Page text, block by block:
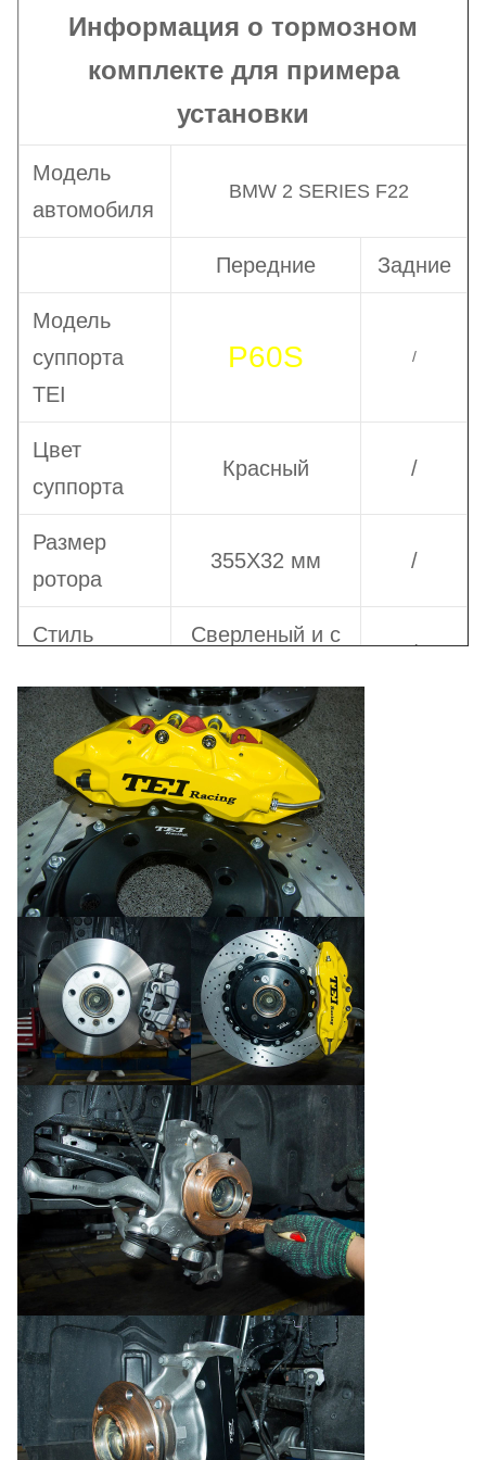
Информация о тормозном
комплекте для примера
установки
Модель
автомобиля
BMW 2 SERIES F22
Передние Задние
Модель
суппорта
TEI
P60S /
Цвет
суппорта
Красный /
Размер
ротора
355X32 мм /
Стиль
Сверленый и с
/
Тип болта Фиксированный
Тип
тормозных
колодок
SPPA
Примечание: 1. Вы можете нажать на модель
суппорта, чтобы проверить информацию о
продуктах. Например, вы можете нажать
P60Sчтобы проверить информацию о
тормозном комплекте P60S.
2. SPPA = обычные керамические тормозные
колодки, SPPL = обычные металлические
тормозные колодки
SSS, XSS, MSS = гоночные металлические
тормозные колодки
3. Суппорт P60S обновлен до P60ES